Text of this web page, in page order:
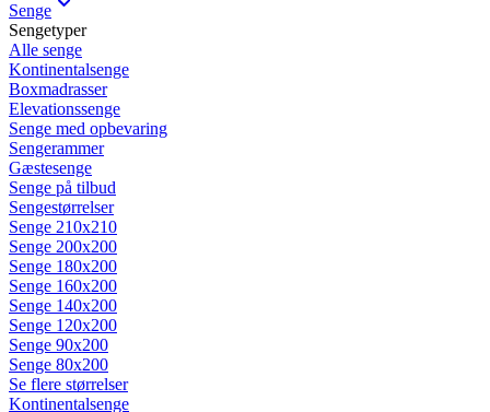
Senge
Sengetyper
Alle senge
Kontinentalsenge
Boxmadrasser
Elevationssenge
Senge med opbevaring
Sengerammer
Gæstesenge
Senge på tilbud
Sengestørrelser
Senge 210x210
Senge 200x200
Senge 180x200
Senge 160x200
Senge 140x200
Senge 120x200
Senge 90x200
Senge 80x200
Se flere størrelser
Kontinentalsenge